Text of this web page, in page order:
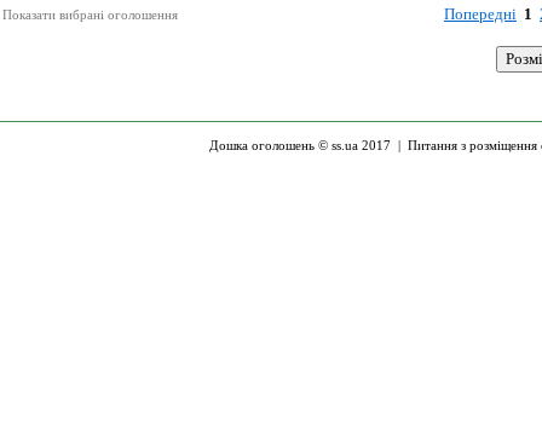
Показати вибрані оголошення Попередні 1
Дошка оголошень © ss.ua 2017 | Питання з